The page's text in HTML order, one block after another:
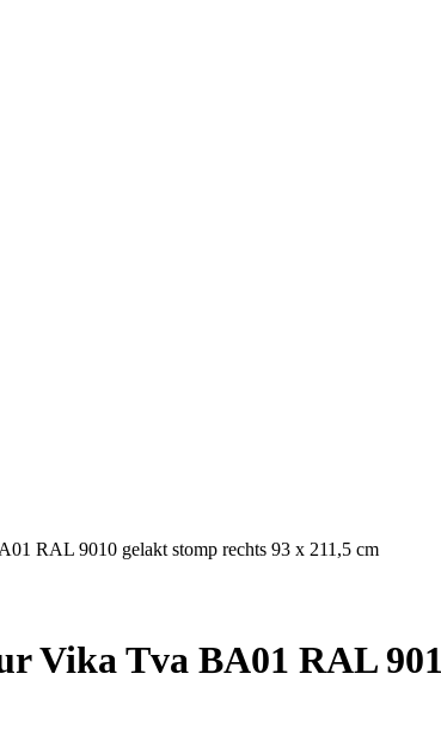
RAL 9010 gelakt stomp rechts 93 x 211,5 cm
Vika Tva BA01 RAL